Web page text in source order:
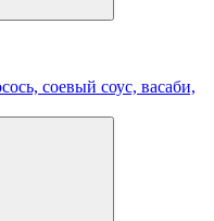
соевый соус, васаби,